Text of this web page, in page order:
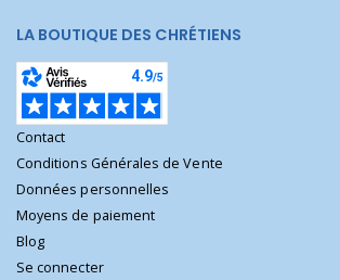
LA BOUTIQUE DES CHRÉTIENS
Contact
Conditions Générales de Vente
Données personnelles
Moyens de paiement
Blog
Se connecter